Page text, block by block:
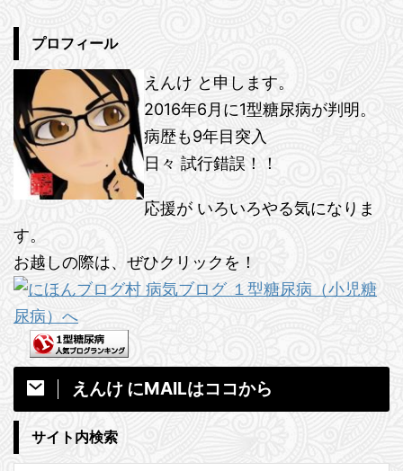
プロフィール
えんけ と申します。
2016年6月に1型糖尿病が判明。
病歴も9年目突入
日々 試行錯誤！！
応援が いろいろやる気になりま
す。
お越しの際は、ぜひクリックを！
えんけ にMAILはココから
サイト内検索